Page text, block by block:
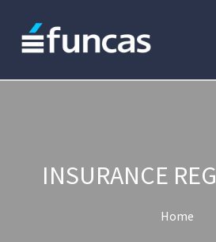
INSURANCE
Home